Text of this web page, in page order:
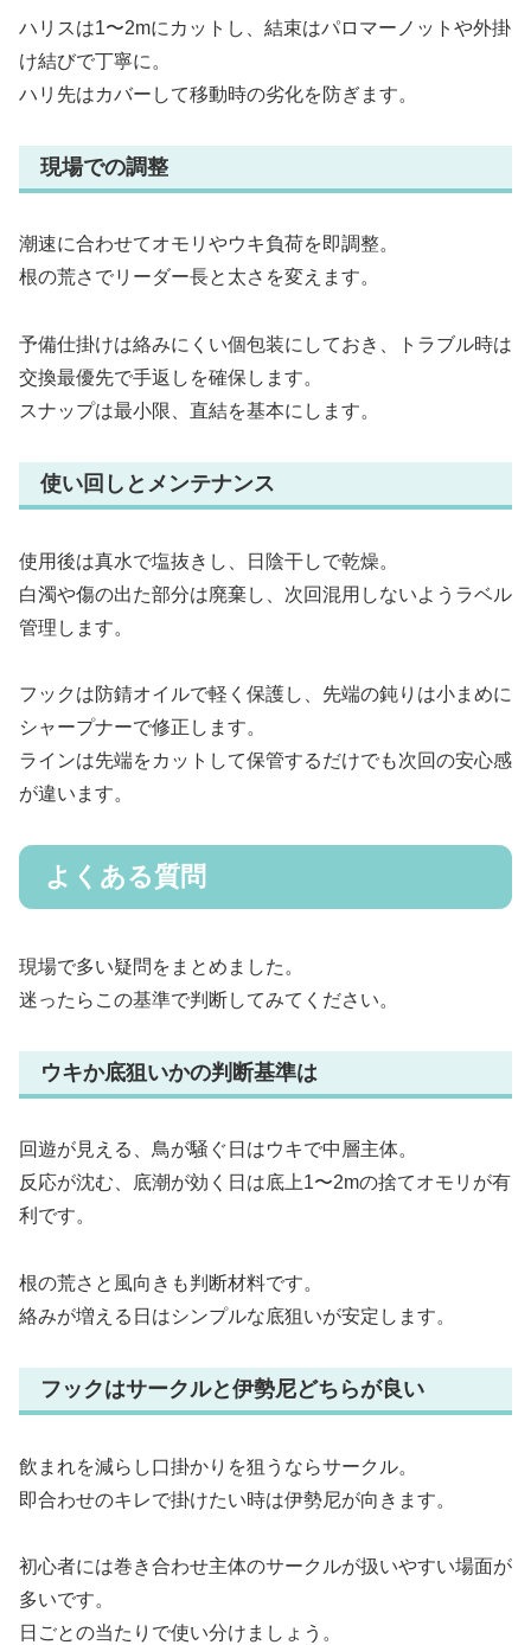
ハリスは1〜2mにカットし、結束はパロマーノットや外掛
け結びで丁寧に。
ハリ先はカバーして移動時の劣化を防ぎます。
現場での調整
潮速に合わせてオモリやウキ負荷を即調整。
根の荒さでリーダー長と太さを変えます。
予備仕掛けは絡みにくい個包装にしておき、トラブル時は
交換最優先で手返しを確保します。
スナップは最小限、直結を基本にします。
使い回しとメンテナンス
使用後は真水で塩抜きし、日陰干しで乾燥。
白濁や傷の出た部分は廃棄し、次回混用しないようラベル
管理します。
フックは防錆オイルで軽く保護し、先端の鈍りは小まめに
シャープナーで修正します。
ラインは先端をカットして保管するだけでも次回の安心感
が違います。
よくある質問
現場で多い疑問をまとめました。
迷ったらこの基準で判断してみてください。
ウキか底狙いかの判断基準は
回遊が見える、鳥が騒ぐ日はウキで中層主体。
反応が沈む、底潮が効く日は底上1〜2mの捨てオモリが有
利です。
根の荒さと風向きも判断材料です。
絡みが増える日はシンプルな底狙いが安定します。
フックはサークルと伊勢尼どちらが良い
飲まれを減らし口掛かりを狙うならサークル。
即合わせのキレで掛けたい時は伊勢尼が向きます。
初心者には巻き合わせ主体のサークルが扱いやすい場面が
多いです。
日ごとの当たりで使い分けましょう。